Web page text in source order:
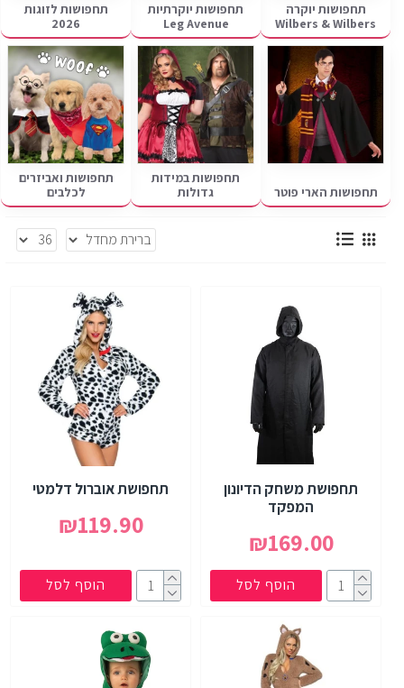
תחפושות יוקרה
Wilbers & Wilbers
תחפושות יוקרתיות
Leg Avenue
תחפושות לזוגות
2026
תחפושות הארי פוטר
תחפושות במידות
גדולות
תחפושות ואביזרים
לכלבים
תחפושת משחק הדיונון
המפקד
₪169.00
הוסף לסל
תחפושת אוברול דלמטי
₪119.90
הוסף לסל